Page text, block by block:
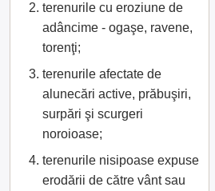
terenurile cu eroziune de
adâncime - ogaşe, ravene,
torenţi;
terenurile afectate de
alunecări active, prăbuşiri,
surpări şi scurgeri
noroioase;
terenurile nisipoase expuse
erodării de către vânt sau